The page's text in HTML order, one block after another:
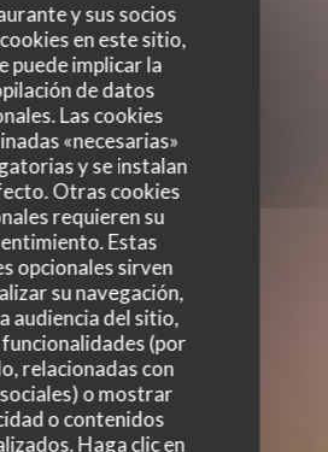
y sus socios
en este sitio,
puede implicar la
de datos
Las cookies
«necesarias»
y se instalan
Otras cookies
requieren su
Estas
opcionales sirven
su navegación,
audiencia del sitio,
(por
relacionadas con
o mostrar
o contenidos
Haga clic en